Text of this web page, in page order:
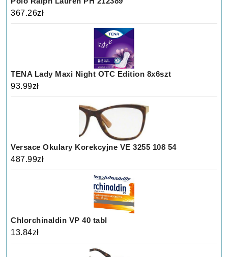
367.26zł
TENA Lady Maxi Night OTC Edition 8x6szt
93.99zł
Versace Okulary Korekcyjne VE 3255 108 54
487.99zł
Chlorchinaldin VP 40 tabl
13.84zł